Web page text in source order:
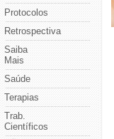
Protocolos
Retrospectiva
Saiba
Mais
Saúde
Terapias
Trab.
Científicos